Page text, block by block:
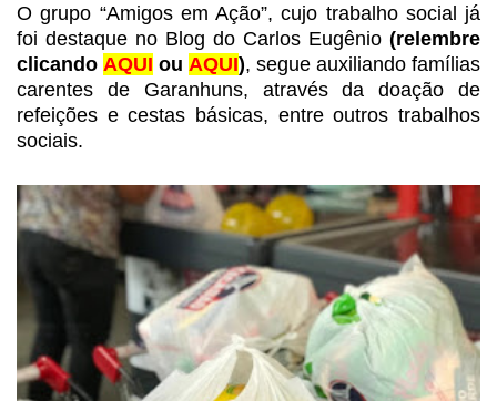
O grupo “Amigos em Ação”, cujo trabalho social já
foi destaque no Blog do Carlos Eugênio (relembre
clicando AQUI ou AQUI), segue auxiliando famílias
carentes de Garanhuns, através da doação de
refeições e cestas básicas, entre outros trabalhos
sociais.